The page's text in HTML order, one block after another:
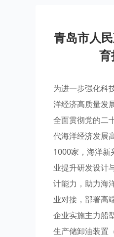
青岛市人
为进一步强化科
洋经济高质量发
全面贯彻党的二
代海洋经济发展
1000家，海洋新
业提升研发设计
计能力，助力海
业对接，部署高
企业实施主力船
生产储卸油装置